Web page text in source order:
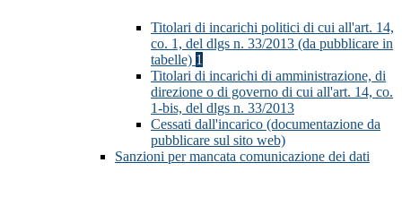
Titolari di incarichi politici di cui all'art. 14,
co. 1, del dlgs n. 33/2013 (da pubblicare in
tabelle) 1
Titolari di incarichi di amministrazione, di
direzione o di governo di cui all'art. 14, co.
1-bis, del dlgs n. 33/2013
Cessati dall'incarico (documentazione da
pubblicare sul sito web)
Sanzioni per mancata comunicazione dei dati